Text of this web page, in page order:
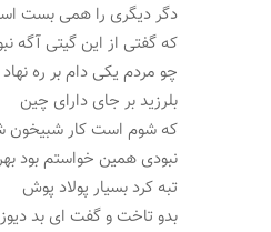
دگر دیگری را همی بست
که گفتی از این گیتی آگه
چو مردم یکی دام بر ره نهاد
بلرزید بر جای دارای چین
که شوم است کار
نبودی همین خواستم بود
تبه کرد بسیار پولاد پوش
بدو تاخت و گفت ای بد